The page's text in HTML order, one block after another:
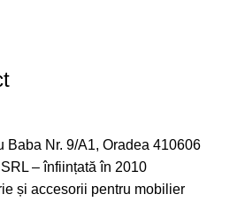
Baba Nr. 9/A1, Oradea 410606
– înființată în 2010
și accesorii pentru mobilier